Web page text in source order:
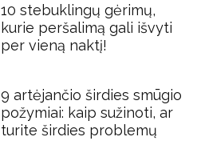
10 stebuklingų gėrimų,
kurie peršalimą gali išvyti
per vieną naktį!
9 artėjančio širdies smūgio
požymiai: kaip sužinoti, ar
turite širdies problemų